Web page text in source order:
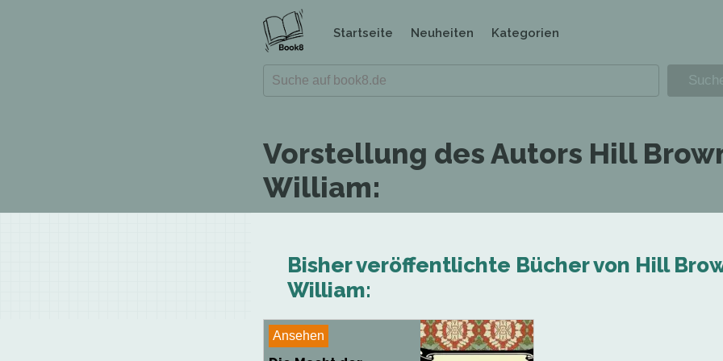
Startseite Neuheiten Kategorien
Vorstellung des Autors Hill
William:
Bisher veröffentlichte Bücher von Hill
William:
Ansehen